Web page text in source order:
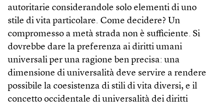
autoritarie considerandole solo elementi di uno
stile di vita particolare. Come decidere? Un
compromesso a metà strada non è sufficiente. Si
dovrebbe dare la preferenza ai diritti umani
universali per una ragione ben precisa: una
dimensione di universalità deve servire a rendere
possibile la coesistenza di stili di vita diversi, e il
concetto occidentale di universalità dei diritti